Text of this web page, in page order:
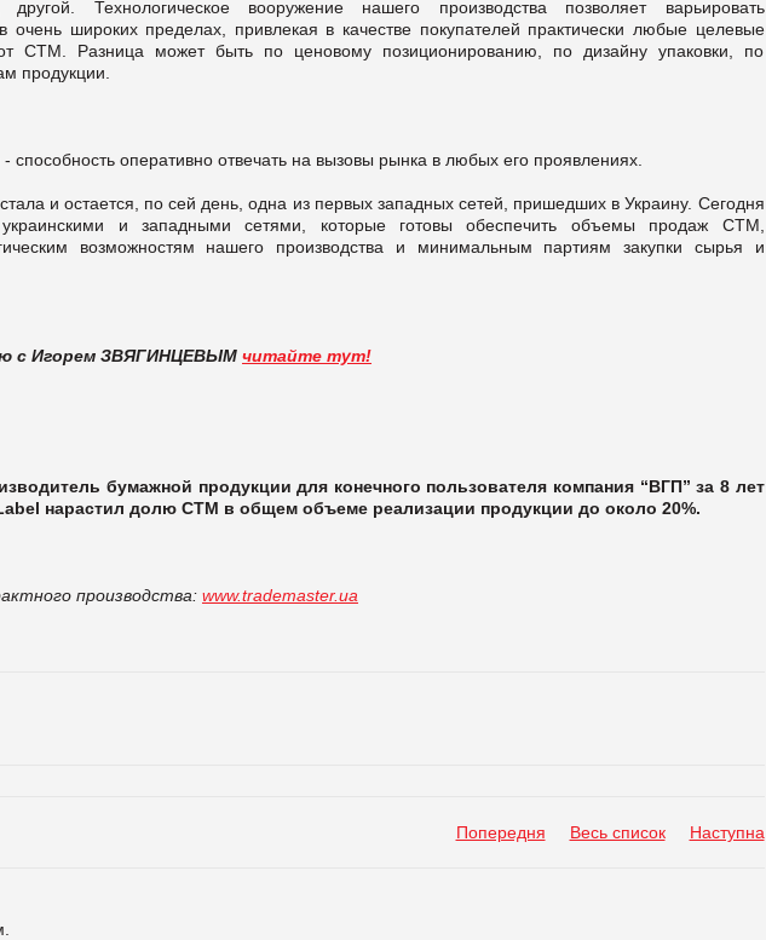
Технологическое вооружение нашего производства позволяет варьировать
в очень широких пределах, привлекая в качестве покупателей практически любые целевые
от СТМ. Разница может быть по ценовому позиционированию, по дизайну упаковки, по
продукции.
способность оперативно отвечать на вызовы рынка в любых его проявлениях.
и остается, по сей день, одна из первых западных сетей, пришедших в Украину. Сегодня
и западными сетями, которые готовы обеспечить объемы продаж СТМ,
возможностям нашего производства и минимальным партиям закупки сырья и
с Игорем ЗВЯГИНЦЕВЫМ читайте тут!
бумажной продукции для конечного пользователя компания “ВГП” за 8 лет
нарастил долю СТМ в общем объеме реализации продукции до около 20%.
производства: www.trademaster.ua
Попередня Весь список Наступна